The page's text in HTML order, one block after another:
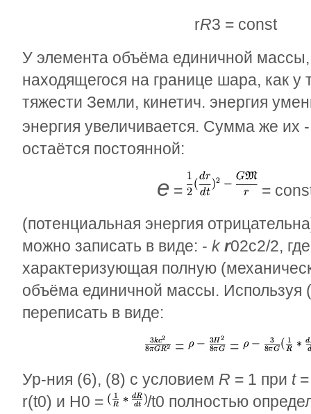
rR3 =
У элемента объёма единичной
находящегося на границе шара, как у
тяжести Земли, кинетич. энергия
энергия увеличивается. Сумма же их
остаётся постоянной:
e =
=
(потенциальная энергия
можно записать в виде: - k r02с2/2,
характеризующая полную
объёма единичной массы. Используя
переписать в виде:
=
=
Ур-ния (6), (8) с условием R = 1 при t
r(t0) и H0 = /t0 полностью